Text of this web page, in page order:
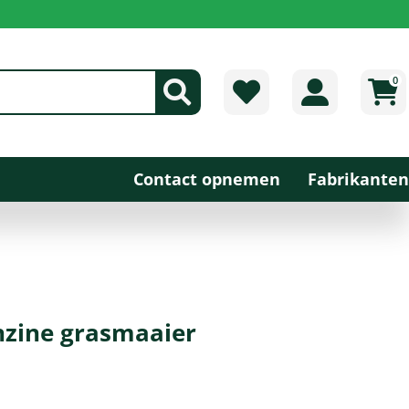
0
Contact opnemen Fabrikanten
grasmaaier